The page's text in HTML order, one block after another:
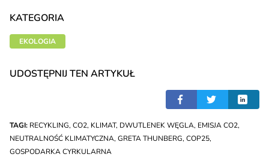
KATEGORIA
EKOLOGIA
UDOSTĘPNIJ TEN ARTYKUŁ
TAGI: RECYKLING, CO2, KLIMAT, DWUTLENEK WĘGLA, EMISJA CO2,
NEUTRALNOŚĆ KLIMATYCZNA, GRETA THUNBERG, COP25,
GOSPODARKA CYRKULARNA